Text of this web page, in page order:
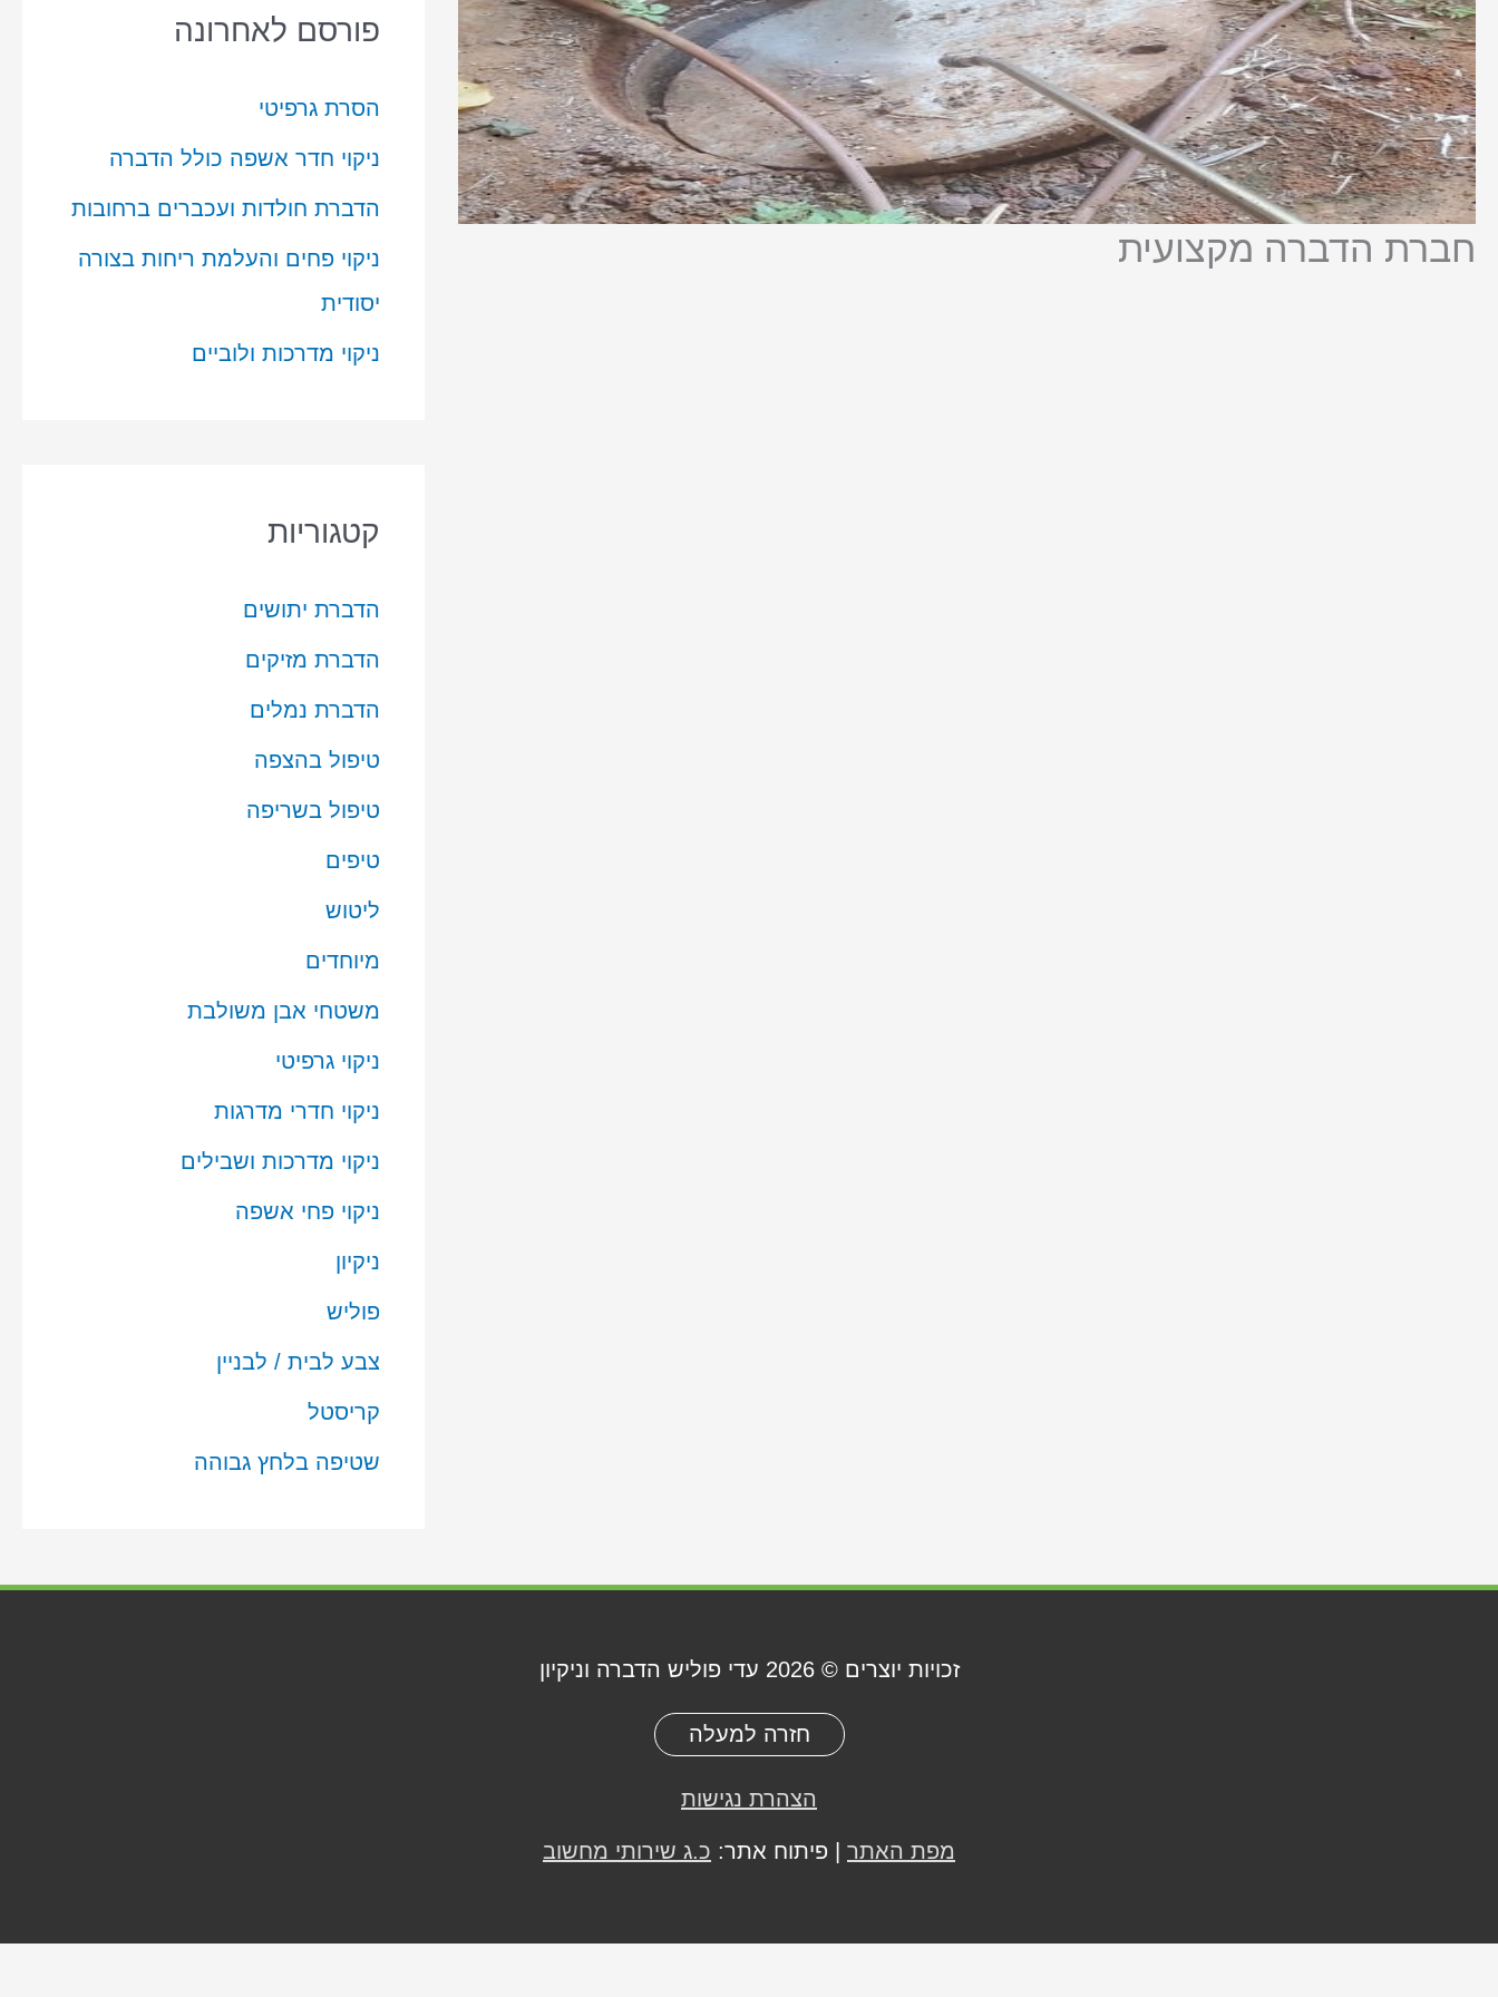
חברת הדברה מקצועית
פורסם לאחרונה
הסרת גרפיטי
ניקוי חדר אשפה כולל הדברה
הדברת חולדות ועכברים ברחובות
ניקוי פחים והעלמת ריחות בצורה
יסודית
ניקוי מדרכות ולוביים
קטגוריות
הדברת יתושים
הדברת מזיקים
הדברת נמלים
טיפול בהצפה
טיפול בשריפה
טיפים
ליטוש
מיוחדים
משטחי אבן משולבת
ניקוי גרפיטי
ניקוי חדרי מדרגות
ניקוי מדרכות ושבילים
ניקוי פחי אשפה
ניקיון
פוליש
צבע לבית / לבניין
קריסטל
שטיפה בלחץ גבוהה
זכויות יוצרים © 2026 עדי פוליש הדברה וניקיון
חזרה למעלה
הצהרת נגישות
מפת האתר | פיתוח אתר: כ.ג שירותי מחשוב